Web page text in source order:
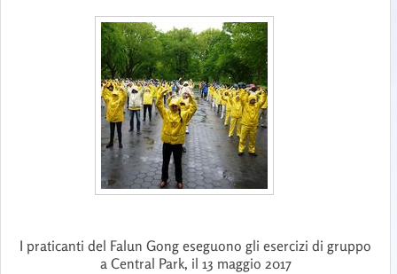
I praticanti del Falun Gong eseguono gli esercizi di gruppo
a Central Park, il 13 maggio 2017